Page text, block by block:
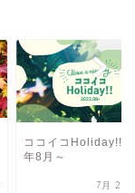
ココイコHoliday!!
年8月～
7月 28,